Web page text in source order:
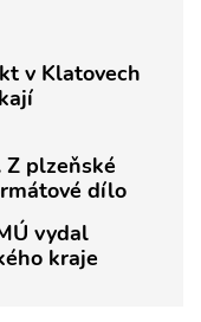
v Klatovech
Z plzeňské
dílo
vydal
kraje